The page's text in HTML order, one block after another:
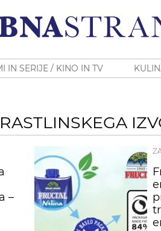
IN SERIJE / KINO IN TV
–